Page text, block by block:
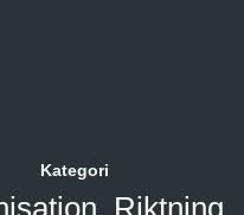
Kategori
, Riktning